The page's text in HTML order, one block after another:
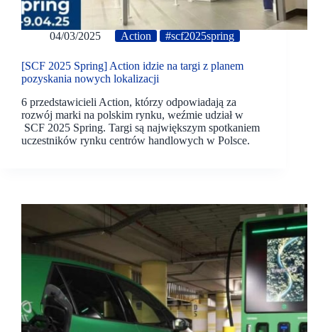
04/03/2025 Action #scf2025spring
[SCF 2025 Spring] Action idzie na targi z planem
pozyskania nowych lokalizacji
6 przedstawicieli Action, którzy odpowiadają za
rozwój marki na polskim rynku, weźmie udział w
SCF 2025 Spring. Targi są największym spotkaniem
uczestników rynku centrów handlowych w Polsce.